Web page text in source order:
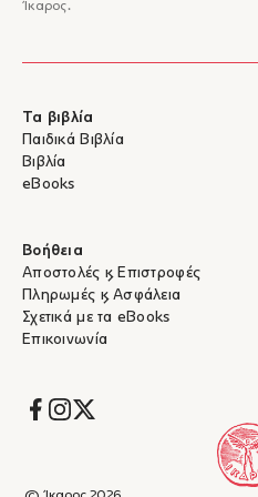
Ίκαρος.
Τα βιβλία
Παιδικά Βιβλία
Βιβλία
eBooks
Βοήθεια
Αποστολές & Επιστροφές
Πληρωμές & Ασφάλεια
Σχετικά με τα eBooks
Επικοινωνία
Socials